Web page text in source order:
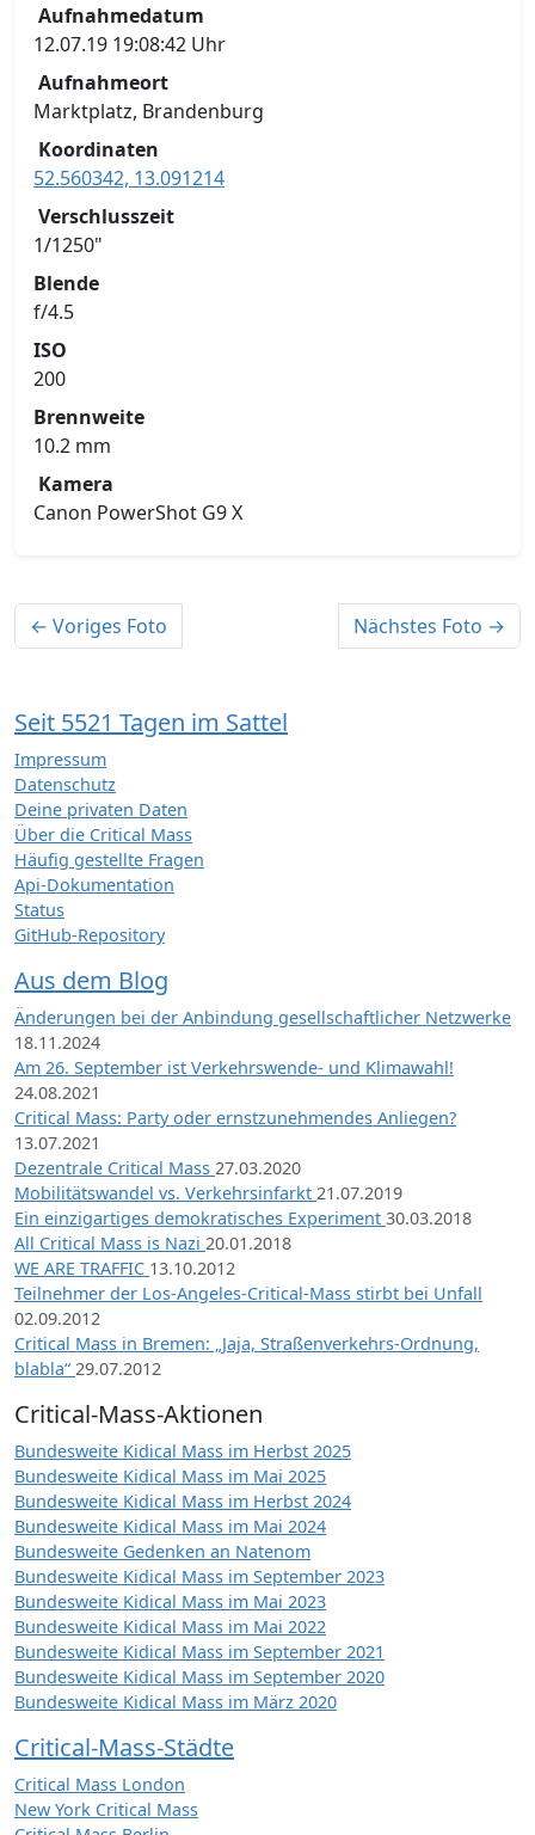
Aufnahmedatum
12.07.19 19:08:42 Uhr
Aufnahmeort
Marktplatz, Brandenburg
Koordinaten
52.560342, 13.091214
Verschlusszeit
1/1250"
Blende
f/4.5
ISO
200
Brennweite
10.2 mm
Kamera
Canon PowerShot G9 X
← Voriges Foto Nächstes Foto →
Seit 5521 Tagen im Sattel
Impressum
Datenschutz
Deine privaten Daten
Über die Critical Mass
Häufig gestellte Fragen
Api-Dokumentation
Status
GitHub-Repository
Aus dem Blog
Änderungen bei der Anbindung gesellschaftlicher Netzwerke
18.11.2024
Am 26. September ist Verkehrswende- und Klimawahl!
24.08.2021
Critical Mass: Party oder ernstzunehmendes Anliegen?
13.07.2021
Dezentrale Critical Mass 27.03.2020
Mobilitätswandel vs. Verkehrsinfarkt 21.07.2019
Ein einzigartiges demokratisches Experiment 30.03.2018
All Critical Mass is Nazi 20.01.2018
WE ARE TRAFFIC 13.10.2012
Teilnehmer der Los-Angeles-Critical-Mass stirbt bei Unfall
02.09.2012
Critical Mass in Bremen: „Jaja, Straßenverkehrs-Ordnung,
blabla“ 29.07.2012
Critical-Mass-Aktionen
Bundesweite Kidical Mass im Herbst 2025
Bundesweite Kidical Mass im Mai 2025
Bundesweite Kidical Mass im Herbst 2024
Bundesweite Kidical Mass im Mai 2024
Bundesweite Gedenken an Natenom
Bundesweite Kidical Mass im September 2023
Bundesweite Kidical Mass im Mai 2023
Bundesweite Kidical Mass im Mai 2022
Bundesweite Kidical Mass im September 2021
Bundesweite Kidical Mass im September 2020
Bundesweite Kidical Mass im März 2020
Critical-Mass-Städte
Critical Mass London
New York Critical Mass